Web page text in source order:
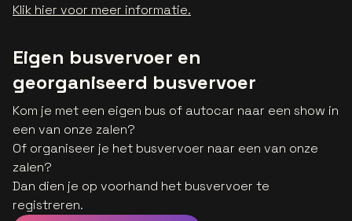
Klik hier voor meer informatie.
Eigen busvervoer en
georganiseerd busvervoer
Kom je met een eigen bus of autocar naar een show in
een van onze zalen?
Of organiseer je het busvervoer naar een van onze
zalen?
Dan dien je op voorhand het busvervoer te
registreren.